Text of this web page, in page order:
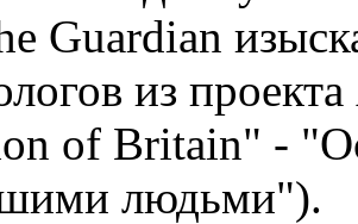
Guardian
из
of Britain" -
людьми").